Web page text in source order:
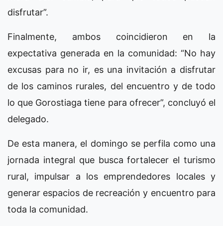
disfrutar”.
Finalmente, ambos coincidieron en la
expectativa generada en la comunidad: “No hay
excusas para no ir, es una invitación a disfrutar
de los caminos rurales, del encuentro y de todo
lo que Gorostiaga tiene para ofrecer”, concluyó el
delegado.
De esta manera, el domingo se perfila como una
jornada integral que busca fortalecer el turismo
rural, impulsar a los emprendedores locales y
generar espacios de recreación y encuentro para
toda la comunidad.